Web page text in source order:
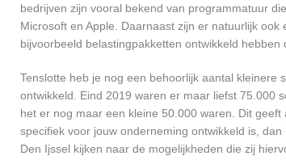
bedrijven zijn vooral bekend van programmatuur
Microsoft en Apple. Daarnaast zijn er natuurlijk
bijvoorbeeld belastingpakketten ontwikkeld
Tenslotte heb je nog een behoorlijk aantal kleinere
ontwikkeld. Eind 2019 waren er maar liefst 75.000
het er nog maar een kleine 50.000 waren. Dit
specifiek voor jouw onderneming ontwikkeld is,
Den Ijssel kijken naar de mogelijkheden die zij